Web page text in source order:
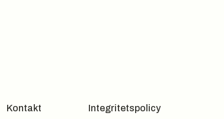
Kontakt Integritetspolicy